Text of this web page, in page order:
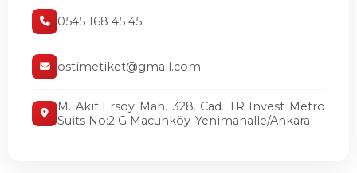
0545 168 45 45
ostimetiket@gmail.com
M. Akif Ersoy Mah. 328. Cad. TR Invest Metro
Suits No:2 G Macunköy-Yenimahalle/Ankara